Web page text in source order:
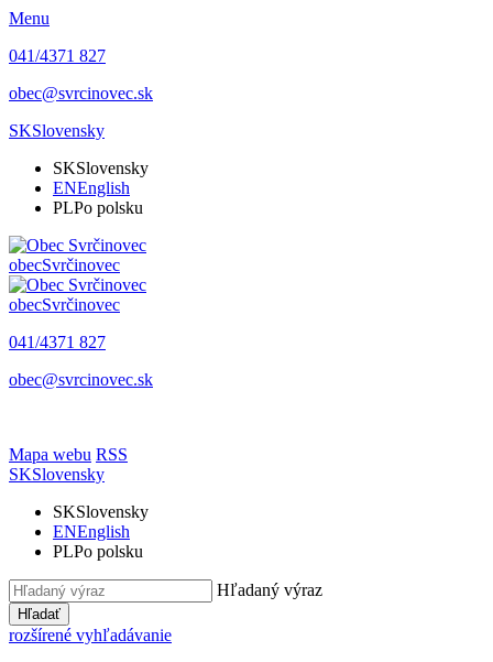
Menu
041/4371 827
obec@svrcinovec.sk
SKSlovensky
SKSlovensky
ENEnglish
PLPo polsku
obecSvrčinovec
obecSvrčinovec
041/4371 827
obec@svrcinovec.sk
Mapa webu RSS
SKSlovensky
SKSlovensky
ENEnglish
PLPo polsku
Hľadaný výraz
Hľadať
rozšírené vyhľadávanie